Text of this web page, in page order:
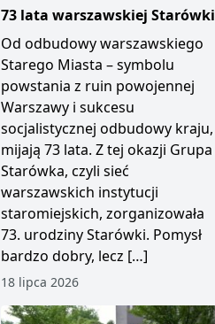
73 lata warszawskiej Starówki
Od odbudowy warszawskiego
Starego Miasta – symbolu
powstania z ruin powojennej
Warszawy i sukcesu
socjalistycznej odbudowy kraju,
mijają 73 lata. Z tej okazji Grupa
Starówka, czyli sieć
warszawskich instytucji
staromiejskich, zorganizowała
73. urodziny Starówki. Pomysł
bardzo dobry, lecz […]
18 lipca 2026